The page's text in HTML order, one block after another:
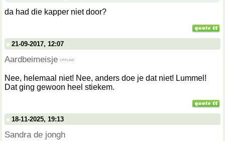
da had die kapper niet door?
21-09-2017, 12:07
Aardbeimeisje
Nee, helemaal niet! Nee, anders doe je dat niet! Lummel!
Dat ging gewoon heel stiekem.
18-11-2025, 19:13
Sandra de jongh